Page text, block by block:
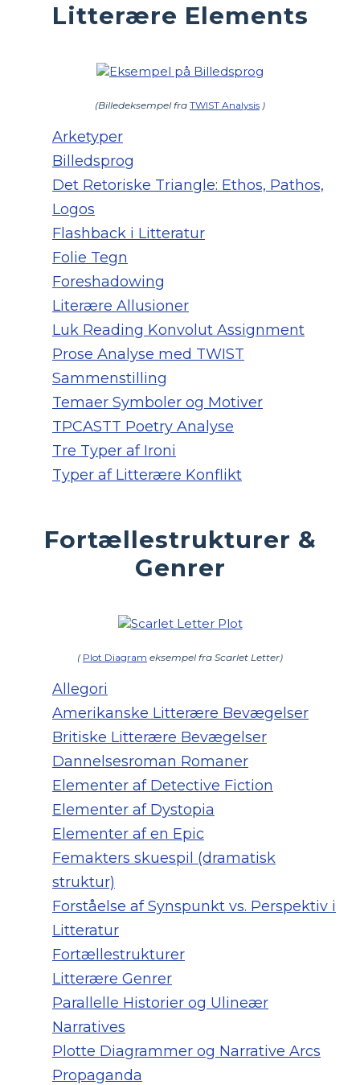
Litterære Elements
(Billedeksempel fra TWIST Analysis )
Arketyper
Billedsprog
Det Retoriske Triangle: Ethos, Pathos,
Logos
Flashback i Litteratur
Folie Tegn
Foreshadowing
Literære Allusioner
Luk Reading Konvolut Assignment
Prose Analyse med TWIST
Sammenstilling
Temaer Symboler og Motiver
TPCASTT Poetry Analyse
Tre Typer af Ironi
Typer af Litterære Konflikt
Fortællestrukturer &
Genrer
( Plot Diagram eksempel fra Scarlet Letter)
Allegori
Amerikanske Litterære Bevægelser
Britiske Litterære Bevægelser
Dannelsesroman Romaner
Elementer af Detective Fiction
Elementer af Dystopia
Elementer af en Epic
Femakters skuespil (dramatisk
struktur)
Forståelse af Synspunkt vs. Perspektiv i
Litteratur
Fortællestrukturer
Litterære Genrer
Parallelle Historier og Ulineær
Narratives
Plotte Diagrammer og Narrative Arcs
Propaganda